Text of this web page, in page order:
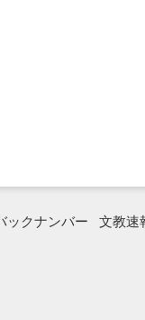
ックナンバー 文教速